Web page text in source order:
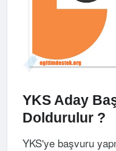
YKS Aday
Doldurulur ?
YKS'ye başvuru